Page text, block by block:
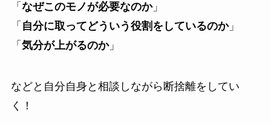
「 なぜこのモノが必要なのか」
「 自分に取ってどういう役割をしているのか」
「 気分が上がるのか」
などと自分自身と相談しながら断捨離をしてい
く！